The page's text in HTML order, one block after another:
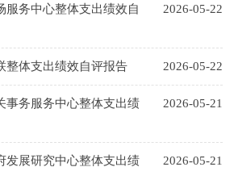
2026-05-22
服务中心整体支出绩效自
2026-05-22
整体支出绩效自评报告
2026-05-21
事务服务中心整体支出绩
2026-05-21
发展研究中心整体支出绩